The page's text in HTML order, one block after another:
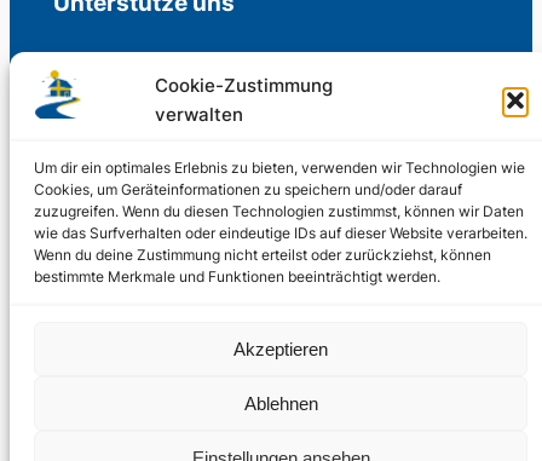
Cookie-Zustimmung
verwalten
Um dir ein optimales Erlebnis zu bieten, verwenden wir Technologien wie
Cookies, um Geräteinformationen zu speichern und/oder darauf
zuzugreifen. Wenn du diesen Technologien zustimmst, können wir Daten
wie das Surfverhalten oder eindeutige IDs auf dieser Website verarbeiten.
Wenn du deine Zustimmung nicht erteilst oder zurückziehst, können
bestimmte Merkmale und Funktionen beeinträchtigt werden.
Akzeptieren
Ablehnen
Freiwillige Spenden für die Aufrechterhaltung
Support us
© 2002 – 2026